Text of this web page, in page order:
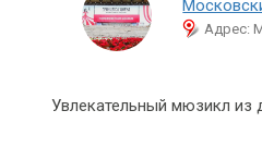
Адрес:
Увлекательный мюзикл из